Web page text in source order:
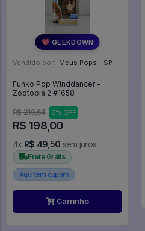
💖 GEEKDOWN
Vendido por: Meus Pops - SP
Funko Pop Winddancer -
Zootopia 2 #1658
R$ 210,64 6% OFF
R$ 198,00
4x R$ 49,50 sem juros
Frete Grátis
Aqui tem cupom
Carrinho